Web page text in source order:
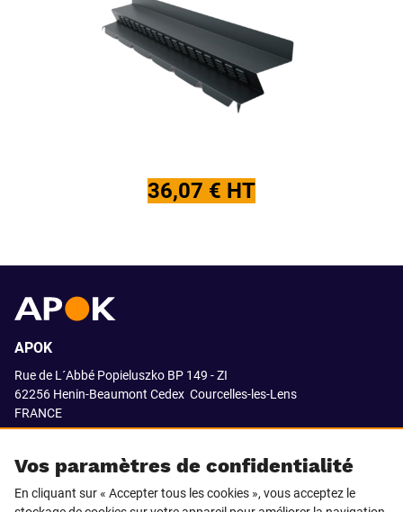
36,07 € HT
Vos paramètres de confidentialité
En cliquant sur « Accepter tous les cookies », vous acceptez le
APOK
Rue de L´Abbé Popieluszko BP 149 - ZI
62256 Henin-Beaumont Cedex Courcelles-les-Lens
FRANCE